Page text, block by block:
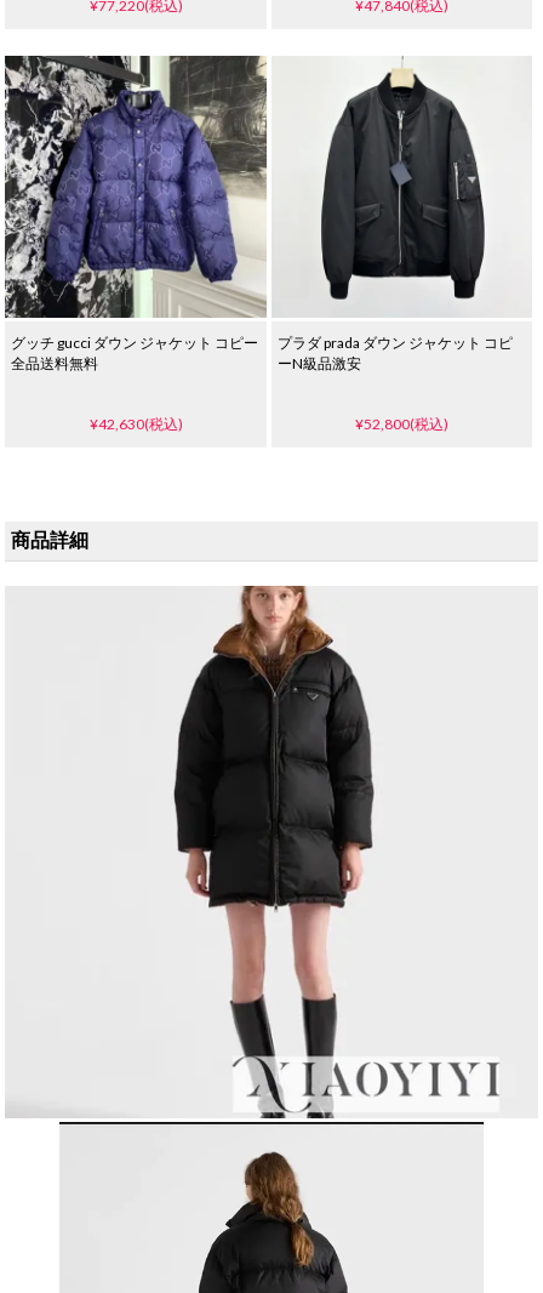
¥77,220(税込) ¥47,840(税込)
グッチ gucci ダウン ジャケット コピー
全品送料無料
¥42,630(税込)
プラダ prada ダウン ジャケット コピ
ーN級品激安
¥52,800(税込)
商品詳細